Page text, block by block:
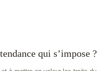
qui s’impose ?